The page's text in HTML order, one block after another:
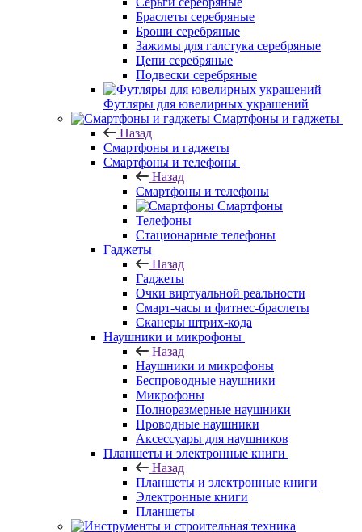
Браслеты серебряные
Броши серебряные
Зажимы для галстука серебряные
Цепи серебряные
Подвески серебряные
Футляры для ювелирных украшений
Смартфоны и гаджеты
Назад
Смартфоны и гаджеты
Смартфоны и телефоны
Назад
Смартфоны и телефоны
Смартфоны
Телефоны
Стационарные телефоны
Гаджеты
Назад
Гаджеты
Очки виртуальной реальности
Смарт-часы и фитнес-браслеты
Сканеры штрих-кода
Наушники и микрофоны
Назад
Наушники и микрофоны
Беспроводные наушники
Микрофоны
Полноразмерные наушники
Проводные наушники
Аксессуары для наушников
Планшеты и электронные книги
Назад
Планшеты и электронные книги
Электронные книги
Планшеты